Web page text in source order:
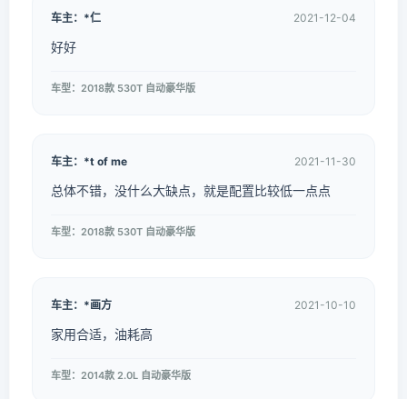
车主：*仁 2021-12-04
好好
车型：2018款 530T 自动豪华版
车主：*t of me 2021-11-30
总体不错，没什么大缺点，就是配置比较低一点点
车型：2018款 530T 自动豪华版
车主：*画方 2021-10-10
家用合适，油耗高
车型：2014款 2.0L 自动豪华版